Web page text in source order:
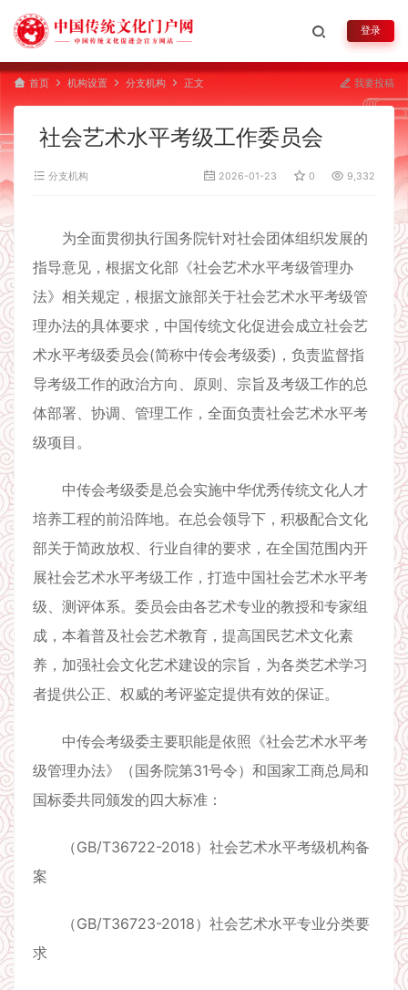
登录
首页 机构设置 分支机构 正文 我要投稿
社会艺术水平考级工作委员会
分支机构 2026-01-23 0 9,332
为全面贯彻执行国务院针对社会团体组织发展的
指导意见，根据文化部《社会艺术水平考级管理办
法》相关规定，根据文旅部关于社会艺术水平考级管
理办法的具体要求，中国传统文化促进会成立社会艺
术水平考级委员会(简称中传会考级委)，负责监督指
导考级工作的政治方向、原则、宗旨及考级工作的总
体部署、协调、管理工作，全面负责社会艺术水平考
级项目。
中传会考级委是总会实施中华优秀传统文化人才
培养工程的前沿阵地。在总会领导下，积极配合文化
部关于简政放权、行业自律的要求，在全国范围内开
展社会艺术水平考级工作，打造中国社会艺术水平考
级、测评体系。委员会由各艺术专业的教授和专家组
成，本着普及社会艺术教育，提高国民艺术文化素
养，加强社会文化艺术建设的宗旨，为各类艺术学习
者提供公正、权威的考评鉴定提供有效的保证。
中传会考级委主要职能是依照《社会艺术水平考
级管理办法》（国务院第31号令）和国家工商总局和
国标委共同颁发的四大标准：
（GB/T36722-2018）社会艺术水平考级机构备
案
（GB/T36723-2018）社会艺术水平专业分类要
求